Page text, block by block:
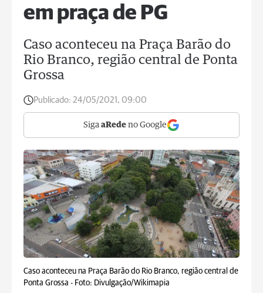
em praça de PG
Caso aconteceu na Praça Barão do
Rio Branco, região central de Ponta
Grossa
Publicado: 24/05/2021, 09:00
Siga aRede no Google
Caso aconteceu na Praça Barão do Rio Branco, região central de
Ponta Grossa - Foto: Divulgação/Wikimapia